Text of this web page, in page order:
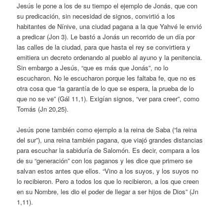
Jesús le pone a los de su tiempo el ejemplo de Jonás, que con
su predicación, sin necesidad de signos, convirtió a los
habitantes de Nínive, una ciudad pagana a la que Yahvé le envió
a predicar (Jon 3). Le bastó a Jonás un recorrido de un día por
las calles de la ciudad, para que hasta el rey se convirtiera y
emitiera un decreto ordenando al pueblo al ayuno y la penitencia.
Sin embargo a Jesús, “que es más que Jonás”, no lo
escucharon. No le escucharon porque les faltaba fe, que no es
otra cosa que “la garantía de lo que se espera, la prueba de lo
que no se ve” (Gál 11,1). Exigían signos, “ver para creer”, como
Tomás (Jn 20,25).
Jesús pone también como ejemplo a la reina de Saba (“la reina
del sur”), una reina también pagana, que viajó grandes distancias
para escuchar la sabiduría de Salomón. Es decir, compara a los
de su “generación” con los paganos y les dice que primero se
salvan estos antes que ellos. “Vino a los suyos, y los suyos no
lo recibieron. Pero a todos los que lo recibieron, a los que creen
en su Nombre, les dio el poder de llegar a ser hijos de Dios” (Jn
1,11).